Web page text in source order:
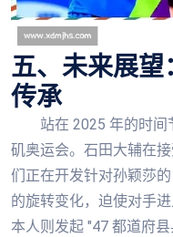
五、未来展望
传承
站在 2025 年的时
矶奥运会。石田大辅在
们正在开发针对孙颖莎
的旋转变化，迫使对手
本人则发起 "47 都道府